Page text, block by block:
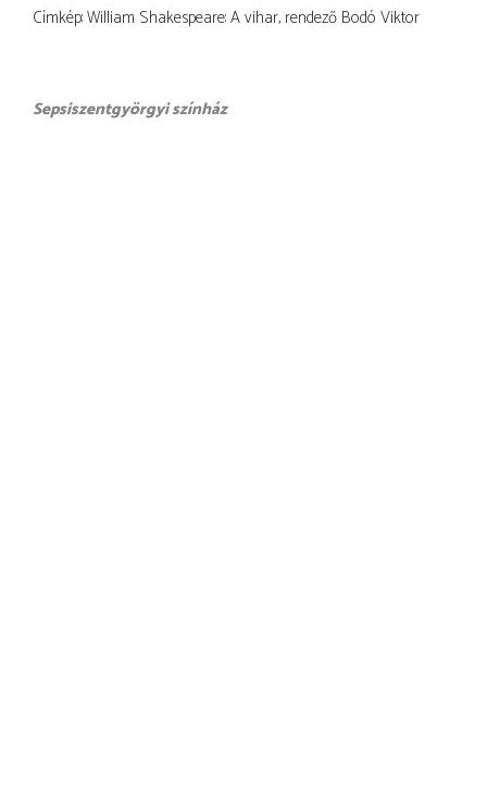
Címkép: William Shakespeare: A vihar, rendező Bodó Viktor
Sepsiszentgyörgyi színház